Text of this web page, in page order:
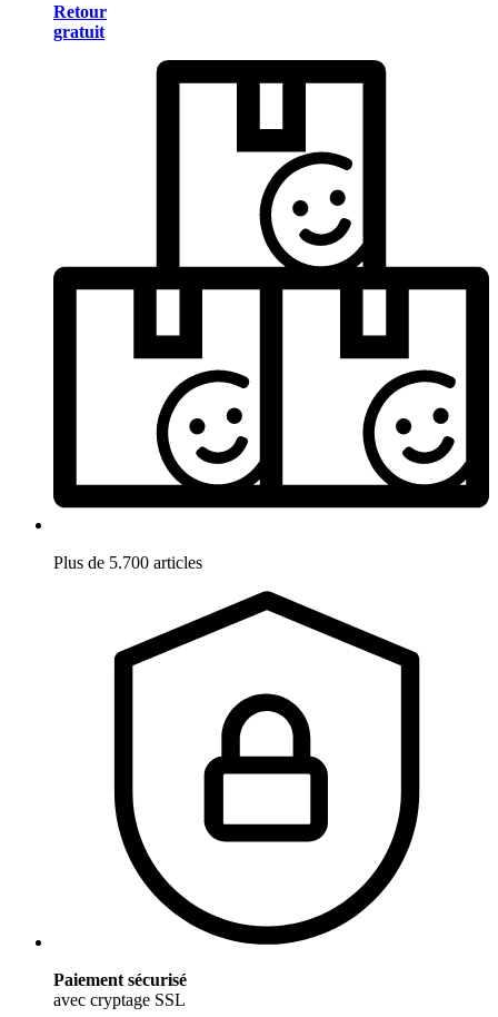
Retour
gratuit
Plus de 5.700 articles
Paiement sécurisé
avec cryptage SSL